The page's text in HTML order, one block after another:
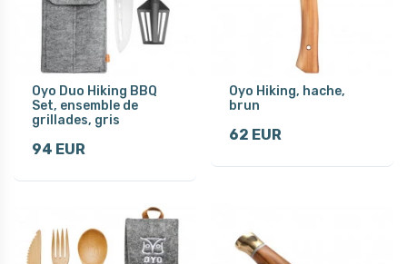
Oyo Duo Hiking BBQ
Set, ensemble de
grillades, gris
94 EUR
Oyo Hiking, hache,
brun
62 EUR